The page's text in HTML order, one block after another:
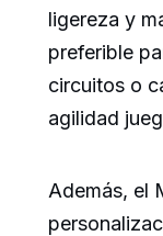
ligereza y
preferible
circuitos o
agilidad
Además, el